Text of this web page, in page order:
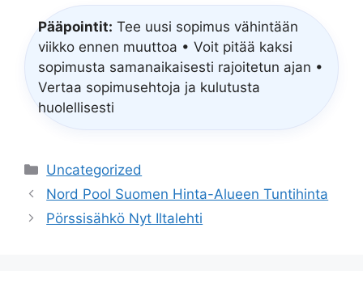
Pääpointit: Tee uusi sopimus vähintään
viikko ennen muuttoa • Voit pitää kaksi
sopimusta samanaikaisesti rajoitetun ajan •
Vertaa sopimusehtoja ja kulutusta
huolellisesti
Categories
Uncategorized
Nord Pool Suomen Hinta-Alueen Tuntihinta
Pörssisähkö Nyt Iltalehti